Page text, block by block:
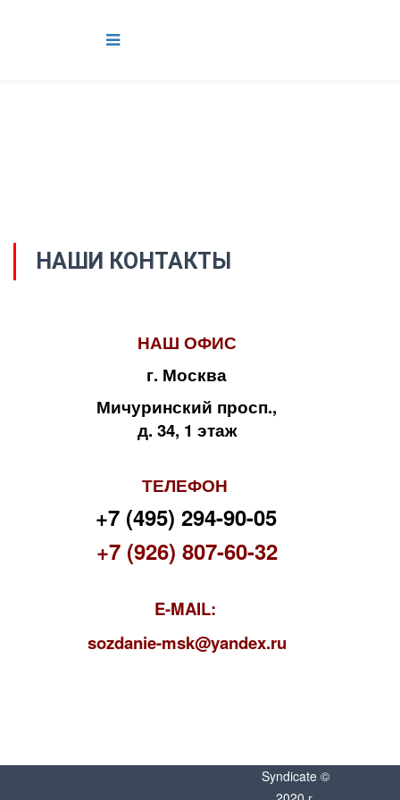
НАШИ КОНТАКТЫ
НАШ ОФИС
г. Москва
Мичуринский просп.,
д. 34, 1 этаж
ТЕЛЕФОН
+7 (495) 294-90-05
+7 (926) 807-60-32
E-MAIL:
sozdanie-msk@yandex.ru
Syndicate ©